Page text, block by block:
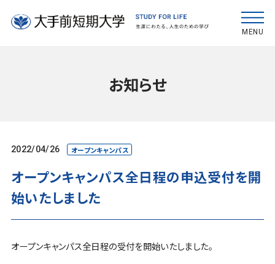
MENU
お知らせ
2022/04/26 オープンキャンパス
オープンキャンパス全日程の申込受付を開
始いたしました
オープンキャンパス全日程の受付を開始いたしました。